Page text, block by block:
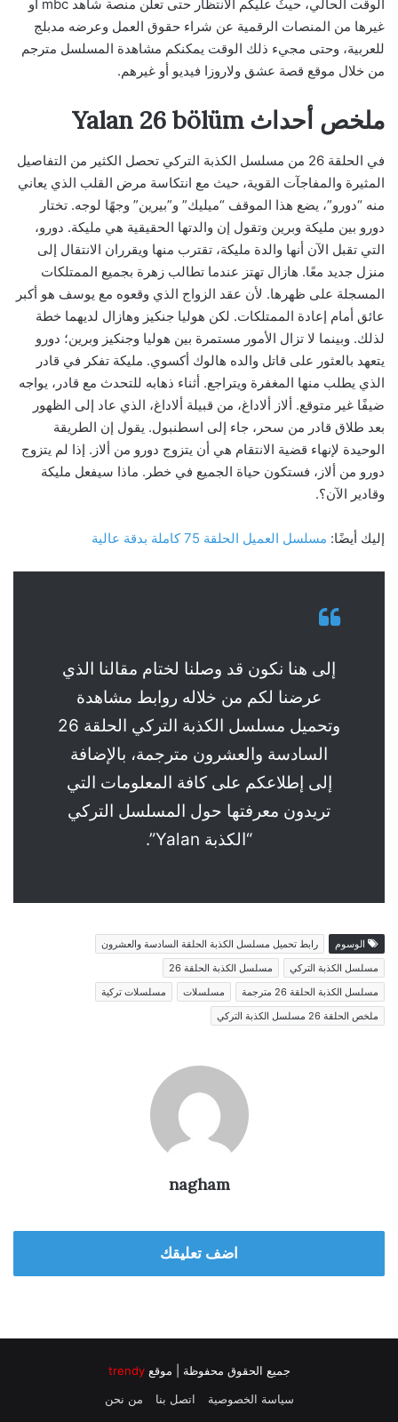
الوقت الحالي، حيثُ عليكم الانتظار حتى تعلن منصة شاهد mbc أو
غيرها من المنصات الرقمية عن شراء حقوق العمل وعرضه مدبلج
للعربية، وحتى مجيء ذلك الوقت يمكنكم مشاهدة المسلسل مترجم
من خلال موقع قصة عشق ولاروزا فيديو أو غيرهم.
ملخص أحداث Yalan 26 bölüm
في الحلقة 26 من مسلسل الكذبة التركي تحصل الكثير من التفاصيل
المثيرة والمفاجآت القوية، حيث مع انتكاسة مرض القلب الذي يعاني
منه “دورو”، يضع هذا الموقف “ميليك” و”بيرين” وجهًا لوجه. تختار
دورو بين مليكة وبرين وتقول إن والدتها الحقيقية هي مليكة. دورو،
التي تقبل الآن أنها والدة مليكة، تقترب منها ويقرران الانتقال إلى
منزل جديد معًا. هازال تهتز عندما تطالب زهرة بجميع الممتلكات
المسجلة على ظهرها. لأن عقد الزواج الذي وقعوه مع يوسف هو أكبر
عائق أمام إعادة الممتلكات. لكن هوليا جنكيز وهازال لديهما خطة
لذلك. وبينما لا تزال الأمور مستمرة بين هوليا وجنكيز وبرين؛ دورو
يتعهد بالعثور على قاتل والده هالوك أكسوي. مليكة تفكر في قادر
الذي يطلب منها المغفرة ويتراجع. أثناء ذهابه للتحدث مع قادر، يواجه
ضيفًا غير متوقع. ألاز ألاداغ، من قبيلة ألاداغ، الذي عاد إلى الظهور
بعد طلاق قادر من سحر، جاء إلى اسطنبول. يقول إن الطريقة
الوحيدة لإنهاء قضية الانتقام هي أن يتزوج دورو من ألاز. إذا لم يتزوج
دورو من ألاز، فستكون حياة الجميع في خطر. ماذا سيفعل مليكة
وقادير الآن؟.
إليك أيضًا: مسلسل العميل الحلقة 75 كاملة بدقة عالية
إلى هنا نكون قد وصلنا لختام مقالنا الذي
عرضنا لكم من خلاله روابط مشاهدة
وتحميل مسلسل الكذبة التركي الحلقة 26
السادسة والعشرون مترجمة، بالإضافة
إلى إطلاعكم على كافة المعلومات التي
تريدون معرفتها حول المسلسل التركي
“الكذبة Yalan”.
الوسوم
رابط تحميل مسلسل الكذبة الحلقة السادسة والعشرون
مسلسل الكذبة التركي
مسلسل الكذبة الحلقة 26
مسلسل الكذبة الحلقة 26 مترجمة
مسلسلات
مسلسلات تركية
ملخص الحلقة 26 مسلسل الكذبة التركي
nagham
اضف تعليقك
جميع الحقوق محفوظة | موقع trendy
سياسة الخصوصية
اتصل بنا من نحن